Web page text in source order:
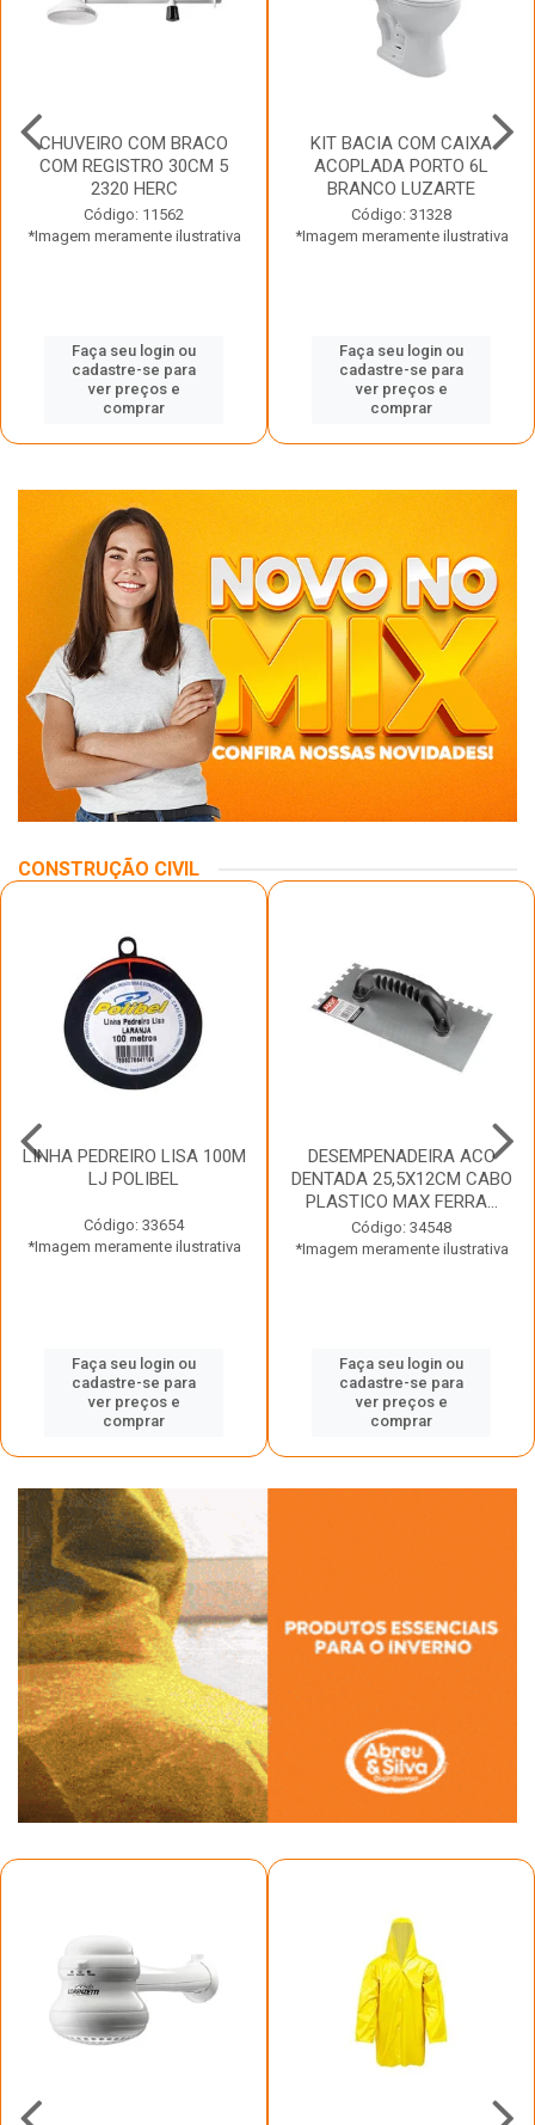
CHUVEIRO COM BRACO
COM REGISTRO 30CM 5
2320 HERC
Código: 11562
*Imagem meramente ilustrativa
Faça seu login ou
cadastre-se para
ver preços e
comprar
KIT BACIA COM CAIXA
ACOPLADA PORTO 6L
BRANCO LUZARTE
Código: 31328
*Imagem meramente ilustrativa
Faça seu login ou
cadastre-se para
ver preços e
comprar
CONSTRUÇÃO CIVIL
LINHA PEDREIRO LISA 100M
LJ POLIBEL
Código: 33654
*Imagem meramente ilustrativa
Faça seu login ou
cadastre-se para
ver preços e
comprar
DESEMPENADEIRA ACO
DENTADA 25,5X12CM CABO
PLASTICO MAX FERRA...
Código: 34548
*Imagem meramente ilustrativa
Faça seu login ou
cadastre-se para
ver preços e
comprar